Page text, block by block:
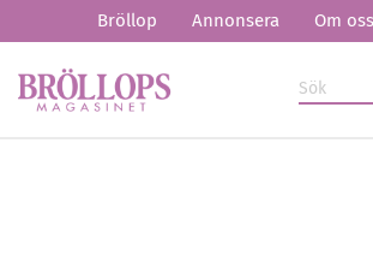
Bröllop Annonsera Om oss